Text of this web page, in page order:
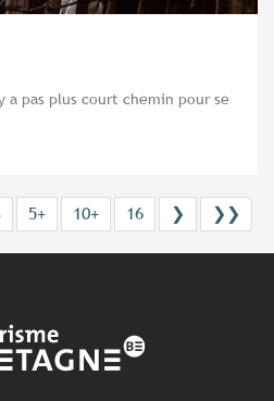
a pas plus court chemin pour se
5+ 10+ 16 ❯ ❯❯